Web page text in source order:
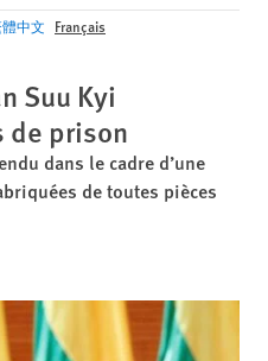
中文 Français
Suu Kyi
de prison
dans le cadre d’une
de toutes pièces